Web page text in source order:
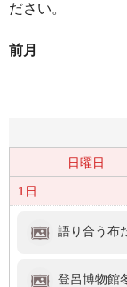
ださい。
前月
日曜日
1日
語り合う布
登呂博物館